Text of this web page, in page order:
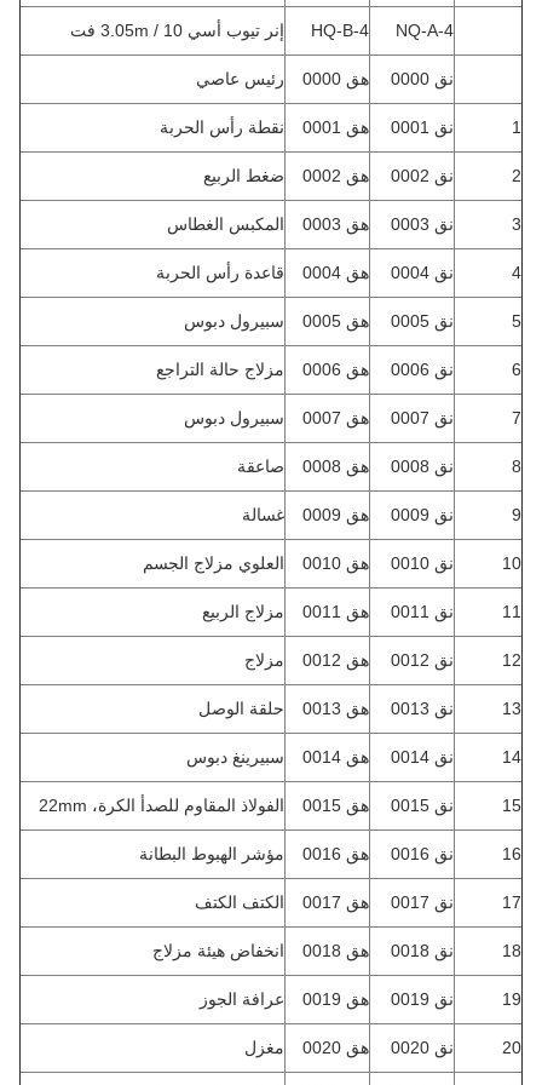
NQ-A-4
HQ-B-4 إنر تيوب أسي 3.05m / 10 فت
نق 0000 هق 0000 رئيس عاصي
1 نق 0001 هق 0001 نقطة رأس الحربة
2 نق 0002 هق 0002 ضغط الربيع
3 نق 0003 هق 0003 المكبس الغطاس
4 نق 0004 هق 0004 قاعدة رأس الحربة
5 نق 0005 هق 0005 سبيرول دبوس
6 نق 0006 هق 0006 مزلاج حالة التراجع
7 نق 0007 هق 0007 سبيرول دبوس
8 نق 0008 هق 0008 صاعقة
9 نق 0009 هق 0009 غسالة
10 نق 0010 هق 0010 العلوي مزلاج الجسم
11 نق 0011 هق 0011 مزلاج الربيع
12 نق 0012 هق 0012 مزلاج
13 نق 0013 هق 0013 حلقة الوصل
14 نق 0014 هق 0014 سبيرينغ دبوس
15 نق 0015 هق 0015 الفولاذ المقاوم للصدأ الكرة، 22mm
16 نق 0016 هق 0016 مؤشر الهبوط البطانة
17 نق 0017 هق 0017 الكتف الكتف
18 نق 0018 هق 0018 انخفاض هيئة مزلاج
19 نق 0019 هق 0019 عرافة الجوز
20 نق 0020 هق 0020 مغزل